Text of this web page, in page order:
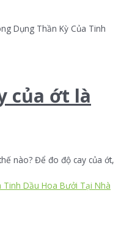
Dụng Thần Kỳ Của Tinh
của ớt là
nào? Để đo độ cay của ớt,